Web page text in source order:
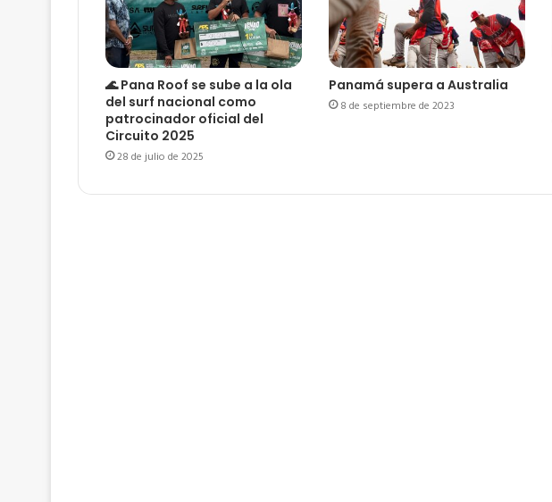
🌊 Pana Roof se sube a la ola
del surf nacional como
patrocinador oficial del
Circuito 2025
28 de julio de 2025
Panamá supera a Australia
8 de septiembre de 2023